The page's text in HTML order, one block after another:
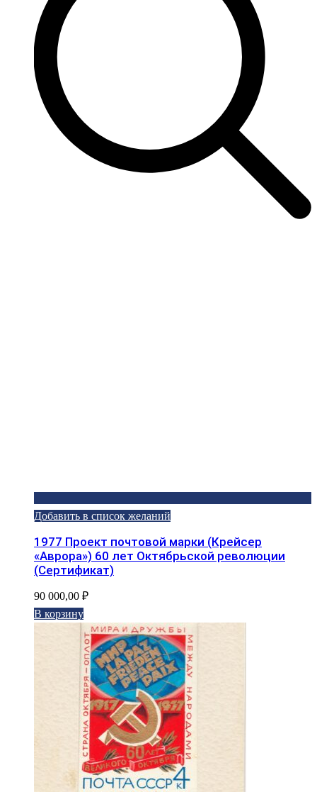
Добавить в список желаний
1977 Проект почтовой марки (Крейсер
«Аврора») 60 лет Октябрьской революции
(Сертификат)
90 000,00 ₽
В корзину